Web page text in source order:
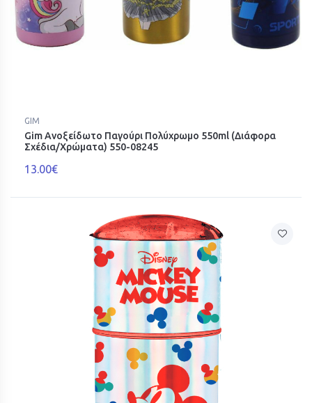
GIM
Gim Ανοξείδωτο Παγούρι Πολύχρωμο 550ml (Διάφορα
Σχέδια/Χρώματα) 550-08245
13.00€